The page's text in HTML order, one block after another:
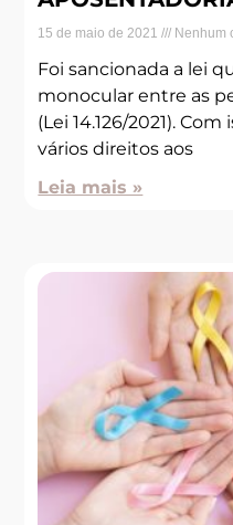
15 de maio de 2021 Nenhum
Foi sancionada a lei
monocular entre as
(Lei 14.126/2021).
vários direitos aos
Leia mais »